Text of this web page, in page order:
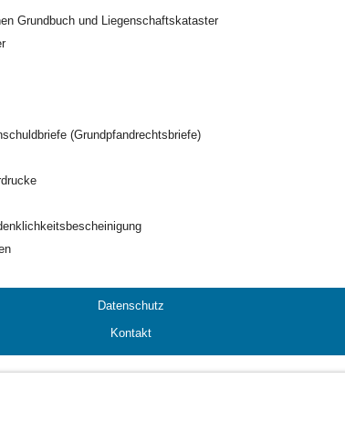
Grundbuch und Liegenschaftskataster
(Grundpfandrechtsbriefe)
Datenschutz
Kontakt